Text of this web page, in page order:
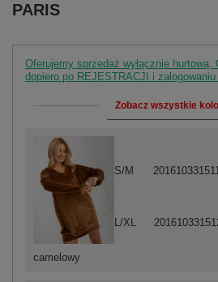
PARIS
Oferujemy sprzedaż wyłącznie hurtową.
dopiero po REJESTRACJI i zalogowaniu
Zobacz wszystkie
camelowy
S/M
L/XL